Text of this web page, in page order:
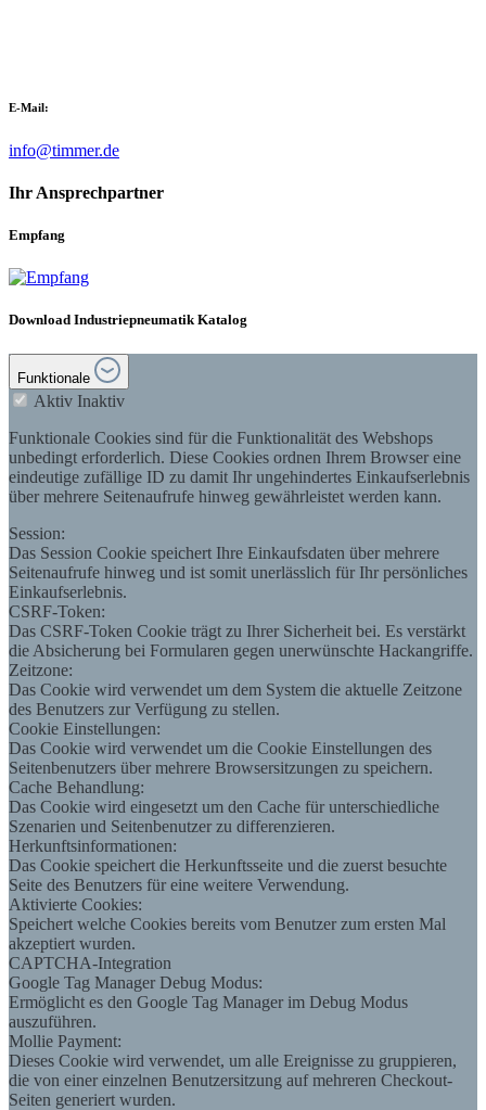
E-Mail:
info@timmer.de
Ihr Ansprechpartner
Empfang
Download Industriepneumatik Katalog
Funktionale
Aktiv Inaktiv
Funktionale Cookies sind für die Funktionalität des Webshops
unbedingt erforderlich. Diese Cookies ordnen Ihrem Browser eine
eindeutige zufällige ID zu damit Ihr ungehindertes Einkaufserlebnis
über mehrere Seitenaufrufe hinweg gewährleistet werden kann.
Session:
Das Session Cookie speichert Ihre Einkaufsdaten über mehrere
Seitenaufrufe hinweg und ist somit unerlässlich für Ihr persönliches
Einkaufserlebnis.
CSRF-Token:
Das CSRF-Token Cookie trägt zu Ihrer Sicherheit bei. Es verstärkt
die Absicherung bei Formularen gegen unerwünschte Hackangriffe.
Zeitzone:
Das Cookie wird verwendet um dem System die aktuelle Zeitzone
des Benutzers zur Verfügung zu stellen.
Cookie Einstellungen:
Das Cookie wird verwendet um die Cookie Einstellungen des
Seitenbenutzers über mehrere Browsersitzungen zu speichern.
Cache Behandlung:
Das Cookie wird eingesetzt um den Cache für unterschiedliche
Szenarien und Seitenbenutzer zu differenzieren.
Herkunftsinformationen:
Das Cookie speichert die Herkunftsseite und die zuerst besuchte
Seite des Benutzers für eine weitere Verwendung.
Aktivierte Cookies:
Speichert welche Cookies bereits vom Benutzer zum ersten Mal
akzeptiert wurden.
CAPTCHA-Integration
Google Tag Manager Debug Modus:
Ermöglicht es den Google Tag Manager im Debug Modus
auszuführen.
Mollie Payment:
Dieses Cookie wird verwendet, um alle Ereignisse zu gruppieren,
die von einer einzelnen Benutzersitzung auf mehreren Checkout-
Seiten generiert wurden.